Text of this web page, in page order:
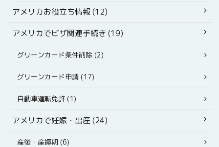
アメリカお役立ち情報 (12)
アメリカでビザ関連手続き (19)
グリーンカード条件削除 (2)
グリーンカード申請 (17)
自動車運転免許 (1)
アメリカで妊娠・出産 (24)
産後・産褥期 (6)